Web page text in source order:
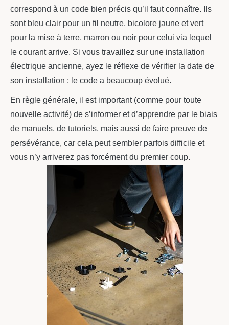
correspond à un code bien précis qu’il faut connaître. Ils
sont bleu clair pour un fil neutre, bicolore jaune et vert
pour la mise à terre, marron ou noir pour celui via lequel
le courant arrive. Si vous travaillez sur une installation
électrique ancienne, ayez le réflexe de vérifier la date de
son installation : le code a beaucoup évolué.
En règle générale, il est important (comme pour toute
nouvelle activité) de s’informer et d’apprendre par le biais
de manuels, de tutoriels, mais aussi de faire preuve de
persévérance, car cela peut sembler parfois difficile et
vous n’y arriverez pas forcément du premier coup.